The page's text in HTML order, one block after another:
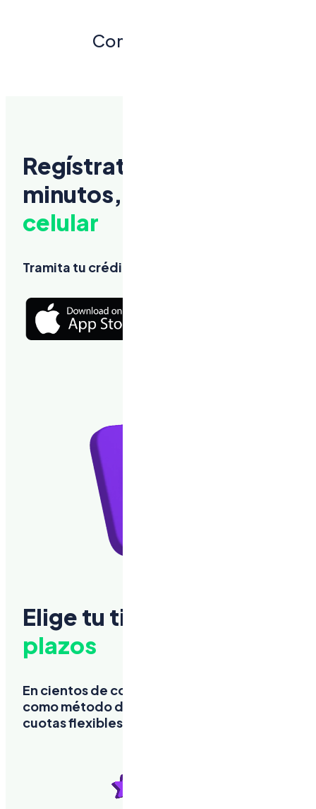
Comercios Afiliados
Regístrate en menos de 2
minutos,
celular
Tramita tu crédito, rápido y sin
Elige tu tienda.
plazos
En cientos de comercios afiliados, usa zazpay
como método de pago y divide tu compra en
cuotas flexibles. ¡Tú tienes el control!